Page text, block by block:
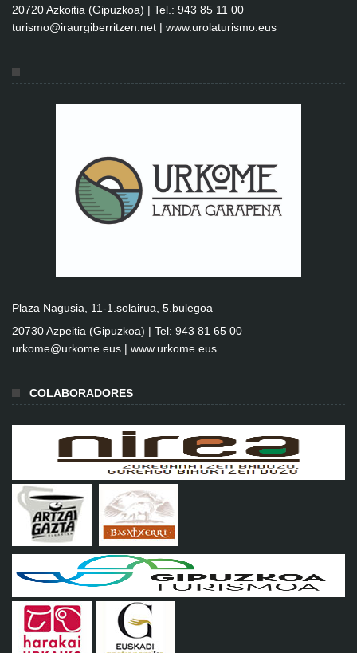
20720 Azkoitia (Gipuzkoa) | Tel.: 943 85 11 00
turismo@iraurgiberritzen.net | www.urolaturismo.eus
Plaza Nagusia, 11-1.solairua, 5.bulegoa
20730 Azpeitia (Gipuzkoa) | Tel: 943 81 65 00
urkome@urkome.eus | www.urkome.eus
COLABORADORES